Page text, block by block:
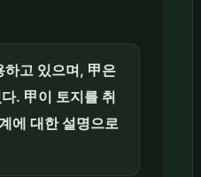
하고 있으며, 甲은
. 甲이 토지를 취
에 대한 설명으로